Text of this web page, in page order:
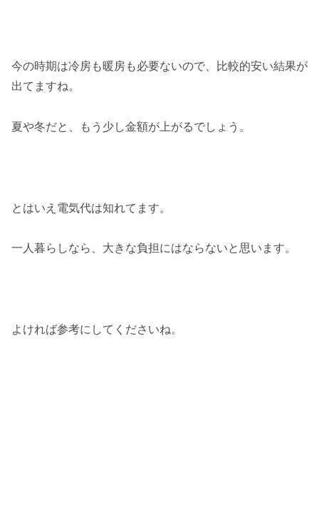
今の時期は冷房も暖房も必要ないので、比較的安い結果が
出てますね。
夏や冬だと、もう少し金額が上がるでしょう。
とはいえ電気代は知れてます。
一人暮らしなら、大きな負担にはならないと思います。
よければ参考にしてくださいね。